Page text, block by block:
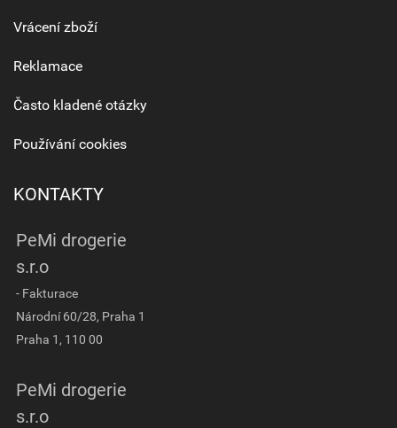
Vrácení zboží
Reklamace
Často kladené otázky
Používání cookies
KONTAKTY
PeMi drogerie
s.r.o
- Fakturace
Národní 60/28, Praha 1
Praha 1, 110 00
PeMi drogerie
s.r.o